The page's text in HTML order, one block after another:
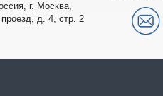
г. Мocквa,
проезд, д. 4, стр. 2